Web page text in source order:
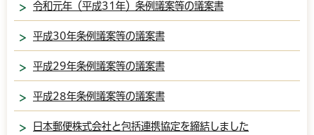
令和元年（平成31年）条例議案等の議案書
平成30年条例議案等の議案書
平成29年条例議案等の議案書
平成28年条例議案等の議案書
日本郵便株式会社と包括連携協定を締結しました